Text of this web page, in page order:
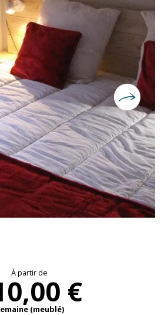
coordonnées
À partir de
€
(meublé)